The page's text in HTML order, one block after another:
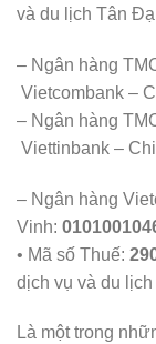
và du lịch Tân
– Ngân hàng
Vietcombank –
– Ngân hàng
Viettinbank –
– Ngân hàng
Vinh:
• Mã số Thuế:
dịch vụ và du
Là một trong